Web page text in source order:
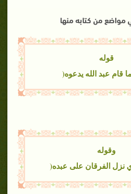
من كتابه منها
قوله
قام عبد الله يدعوه(
وقوله
نزل الفرقان على عبده(